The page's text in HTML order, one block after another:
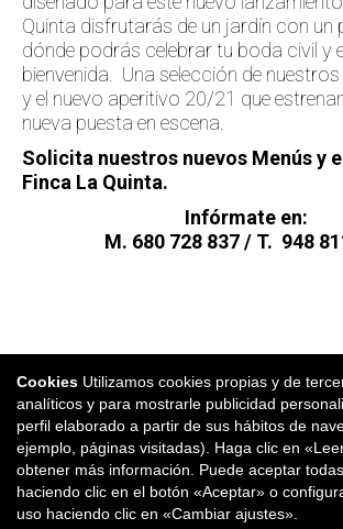
Quinta disfrutarás de un jardín con un
dónde podrás celebrar tu boda civil y
bienvenida. Una selección de
y el nuevo aperitivo 20/21 que
nueva puesta en escena.
Solicita nuestros nuevos Menús y
Finca La Quinta.
Infórmate en:
M. 680 728 837 / T. 948
Cookies Utilizamos cookies propias y de
analíticos y para mostrarle publicidad
perfil elaborado a partir de sus hábitos de
ejemplo, páginas visitadas). Haga clic en
obtener más información. Puede aceptar
haciendo clic en el botón «Aceptar» o
uso haciendo clic en «Cambiar ajustes».